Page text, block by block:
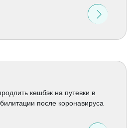
кешбэк на путевки в
после коронавируса